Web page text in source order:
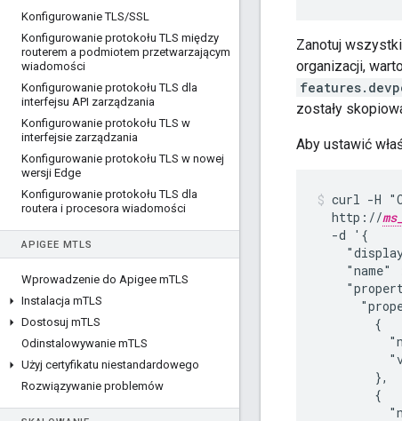
Konfigurowanie TLS/SSL
Konfigurowanie protokołu TLS między
routerem a podmiotem przetwarzającym
wiadomości
Konfigurowanie protokołu TLS dla
interfejsu API zarządzania
Konfigurowanie protokołu TLS w
interfejsie zarządzania
Konfigurowanie protokołu TLS w nowej
wersji Edge
Konfigurowanie protokołu TLS dla
routera i procesora wiadomości
APIGEE MTLS
Wprowadzenie do Apigee mTLS
Instalacja mTLS
Dostosuj mTLS
Odinstalowywanie mTLS
Użyj certyfikatu niestandardowego
Rozwiązywanie problemów
Zanotuj
organizacji,
zostały
Aby ustawić
curl -H
  http://
  -d '{
"name"
        {
        },
        {